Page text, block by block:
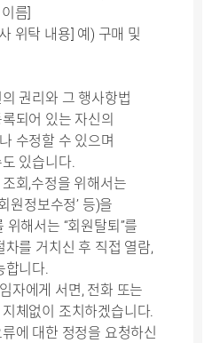
름]
위탁 내용] 예) 구매 및
권리와 그 행사항법
되어 있는 자신의
수정할 수 있으며
있습니다.
회,수정을 위해서는
원정보수정’ 등)을
해서는 “회원탈퇴”를
차를 거치신 후 직접 열람,
합니다.
자에게 서면, 전화 또는
체없이 조치하겠습니다.
에 대한 정정을 요청하신